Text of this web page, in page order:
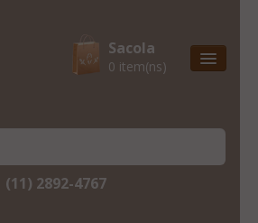
Sacola
0 item(ns)
Natal & 2017
Lista De Desejos
(11) 2892-4767